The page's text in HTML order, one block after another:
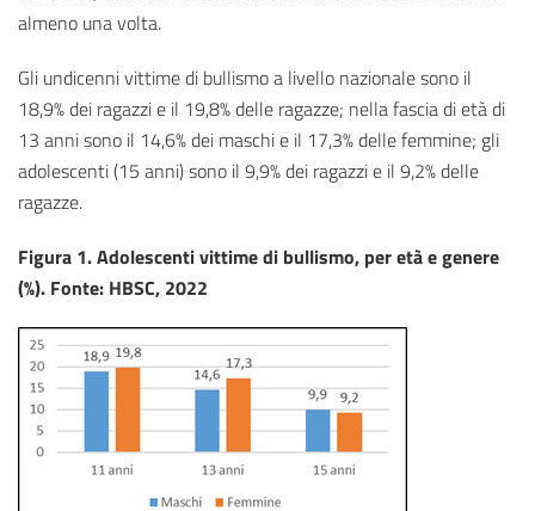
almeno una volta.
Gli undicenni vittime di bullismo a livello nazionale sono il
18,9% dei ragazzi e il 19,8% delle ragazze; nella fascia di età di
13 anni sono il 14,6% dei maschi e il 17,3% delle femmine; gli
adolescenti (15 anni) sono il 9,9% dei ragazzi e il 9,2% delle
ragazze.
Figura 1. Adolescenti vittime di bullismo, per età e genere
(%). Fonte: HBSC, 2022